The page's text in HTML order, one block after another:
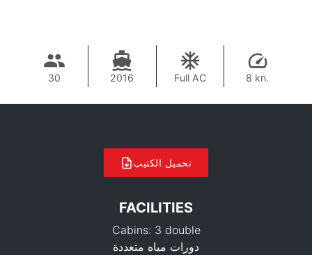
30 2016 Full AC 8 kn.
تحميل الكتيب
FACILITIES
Cabins: 3 double
دورات مياه متعددة